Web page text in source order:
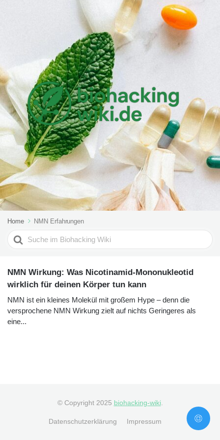
Home NMN Erfahrungen
Search
For
NMN Wirkung: Was Nicotinamid-Mononukleotid
wirklich für deinen Körper tun kann
NMN ist ein kleines Molekül mit großem Hype – denn die
versprochene NMN Wirkung zielt auf nichts Geringeres als
eine...
© Copyright 2025 biohacking-wiki
Datenschutzerklärung Impressum